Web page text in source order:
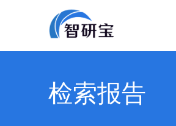
检索报告